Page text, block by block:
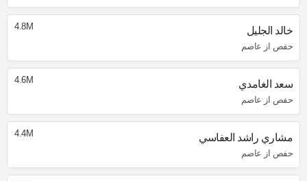
خالد الجليل
حفص از عاصم
4.8M
سعد الغامدي
حفص از عاصم
4.6M
مشاري راشد العفاسي
حفص از عاصم
4.4M